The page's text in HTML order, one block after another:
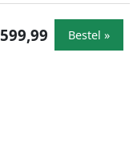
599,99 Bestel »